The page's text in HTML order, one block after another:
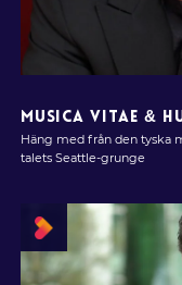
MUSICA VITAE &
Häng med från den tyska
talets Seattle-grunge